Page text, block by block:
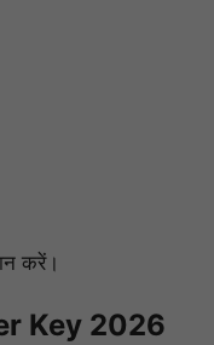
करें।
Key 2026